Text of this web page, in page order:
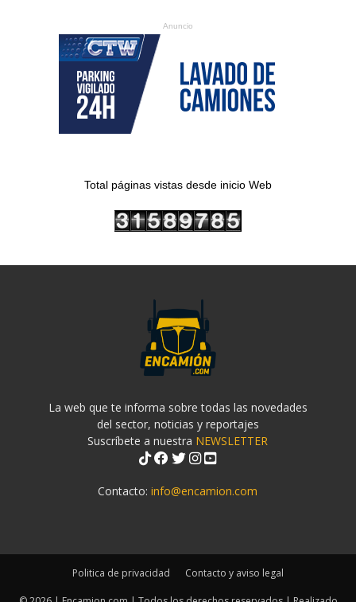
Anuncio
Total páginas vistas desde inicio Web
La web que te informa sobre todas las novedades
del sector, noticias y reportajes
Suscríbete a nuestra NEWSLETTER
Contacto:info@encamion.com
Politica de privacidad Contacto y aviso legal